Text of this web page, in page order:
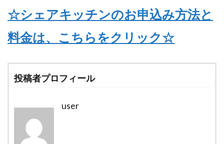
☆シェアキッチンのお申込み方法と
料金は、こちらをクリック☆
投稿者プロフィール
user